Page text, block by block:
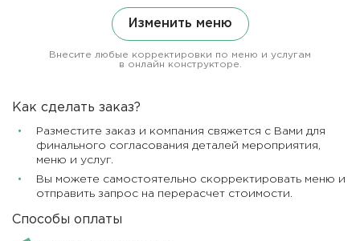
Изменить меню
Внесите любые корректировки по меню и услугам
в онлайн конструкторе.
Как сделать заказ?
Разместите заказ и компания свяжется с Вами для
финального согласования деталей мероприятия,
меню и услуг.
Вы можете самостоятельно скорректировать меню и
отправить запрос на перерасчет стоимости.
Способы оплаты